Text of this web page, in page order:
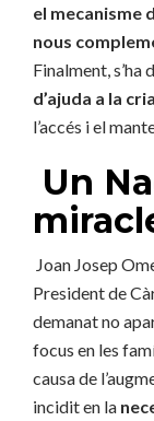
el mecanisme
nous
Finalment, s’ha
d’ajuda a la
l’accés i el
Un
Joan Josep
President de
demanat no
focus en les
causa de
incidit en la